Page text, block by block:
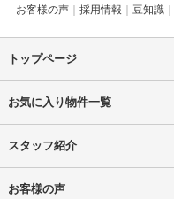
お客様の声
採用情報 豆知識
トップページ
お気に入り物件一覧
スタッフ紹介
お客様の声